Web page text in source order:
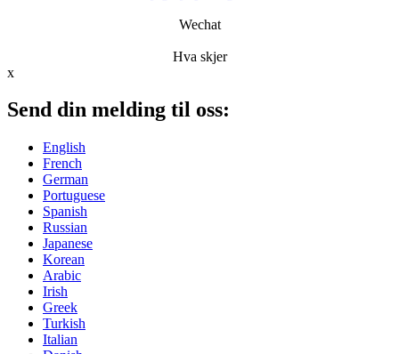
Wechat
Hva skjer
x
Send din melding til oss:
English
French
German
Portuguese
Spanish
Russian
Japanese
Korean
Arabic
Irish
Greek
Turkish
Italian